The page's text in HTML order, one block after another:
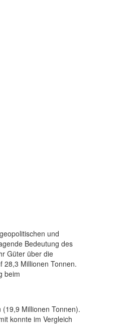
und
Bedeutung des
Güter über die
28,3 Millionen Tonnen.
beim
Millionen Tonnen).
konnte im Vergleich